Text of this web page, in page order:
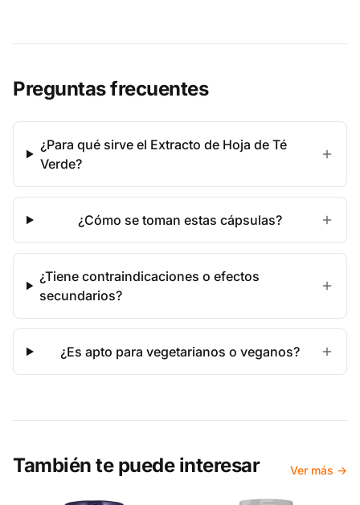
Preguntas frecuentes
¿Para qué sirve el Extracto de Hoja de Té
Verde?
¿Cómo se toman estas cápsulas?
¿Tiene contraindicaciones o efectos
secundarios?
¿Es apto para vegetarianos o veganos?
También te puede interesar Ver más →